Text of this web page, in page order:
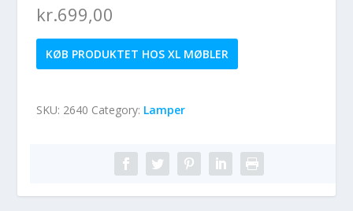
kr.699,00
KØB PRODUKTET HOS XL MØBLER
SKU: 2640 Category: Lamper